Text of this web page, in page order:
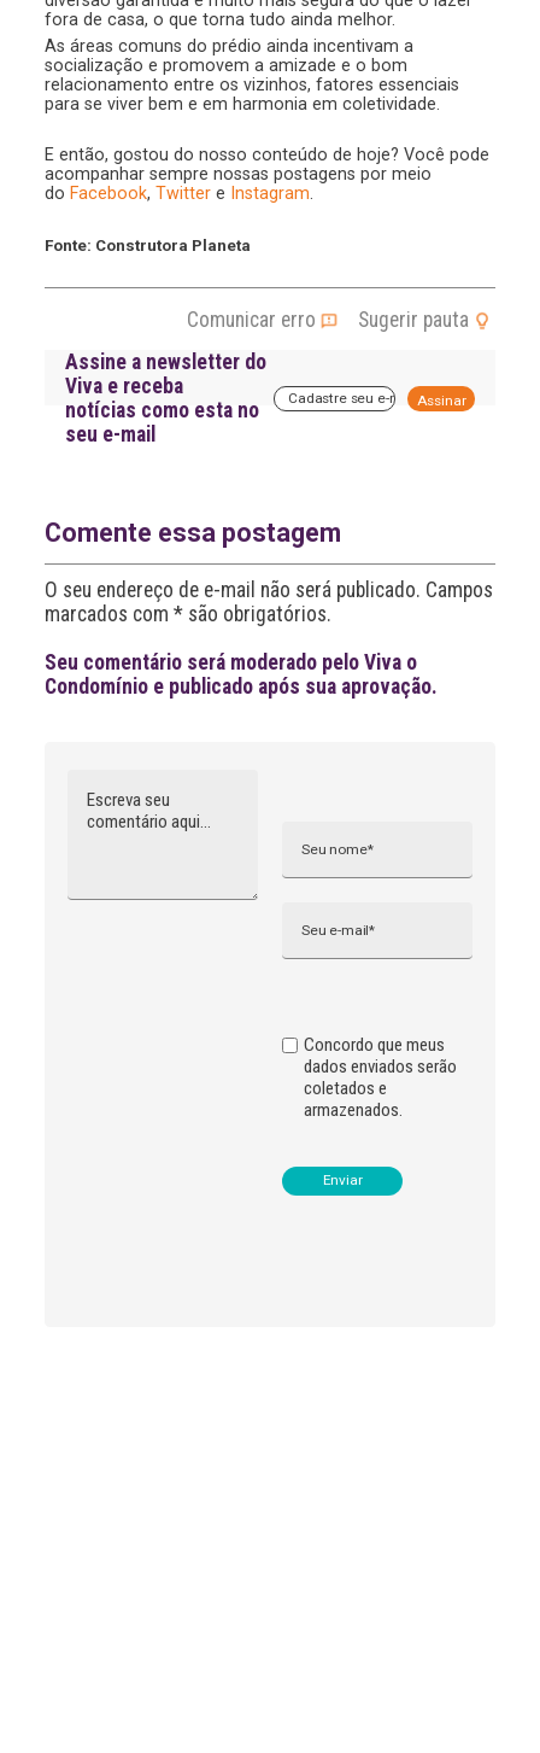
fora de casa, o que torna tudo ainda melhor.
As áreas comuns do prédio ainda incentivam a
socialização e promovem a amizade e o bom
relacionamento entre os vizinhos, fatores essenciais
para se viver bem e em harmonia em coletividade.
E então, gostou do nosso conteúdo de hoje? Você pode
acompanhar sempre nossas postagens por meio
do Facebook,Twitter e Instagram.
Fonte: Construtora Planeta
Comunicar erro
Sugerir pauta
Assine a newsletter do
Viva e receba
notícias como esta no
seu e-mail
i
v
Comente essa postagem
O seu endereço de e-mail não será publicado. Campos
marcados com * são obrigatórios.
Seu comentário será moderado pelo Viva o
Condomínio e publicado após sua aprovação.
Concordo que meus
dados enviados serão
coletados e
armazenados.
n